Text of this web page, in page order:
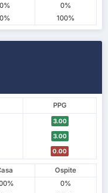
0%
0%
0% 100%
PPG
3.00
3.00
0.00
Ospite
0%